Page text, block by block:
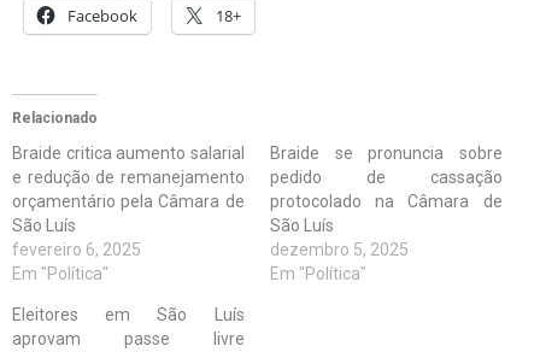
Facebook 18+
Relacionado
Braide critica aumento salarial
e redução de remanejamento
orçamentário pela Câmara de
São Luís
fevereiro 6, 2025
Em "Política"
Braide se pronuncia sobre
pedido de cassação
protocolado na Câmara de
São Luís
dezembro 5, 2025
Em "Política"
Eleitores em São Luís
aprovam passe livre